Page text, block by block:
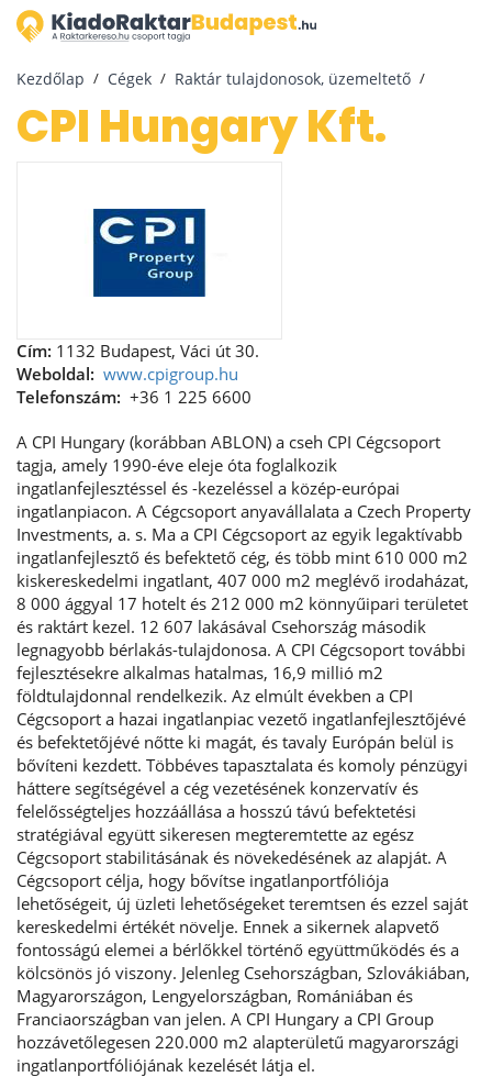
Kezdőlap Cégek Raktár tulajdonosok, üzemeltető
CPI Hungary Kft.
Cím: 1132 Budapest, Váci út 30.
Weboldal: www.cpigroup.hu
Telefonszám: +36 1 225 6600
A CPI Hungary (korábban ABLON) a cseh CPI Cégcsoport
tagja, amely 1990-éve eleje óta foglalkozik
ingatlanfejlesztéssel és -kezeléssel a közép-európai
ingatlanpiacon. A Cégcsoport anyavállalata a Czech Property
Investments, a. s. Ma a CPI Cégcsoport az egyik legaktívabb
ingatlanfejlesztő és befektető cég, és több mint 610 000 m2
kiskereskedelmi ingatlant, 407 000 m2 meglévő irodaházat,
8 000 ággyal 17 hotelt és 212 000 m2 könnyűipari területet
és raktárt kezel. 12 607 lakásával Csehország második
legnagyobb bérlakás-tulajdonosa. A CPI Cégcsoport további
fejlesztésekre alkalmas hatalmas, 16,9 millió m2
földtulajdonnal rendelkezik. Az elmúlt években a CPI
Cégcsoport a hazai ingatlanpiac vezető ingatlanfejlesztőjévé
és befektetőjévé nőtte ki magát, és tavaly Európán belül is
bővíteni kezdett. Többéves tapasztalata és komoly pénzügyi
háttere segítségével a cég vezetésének konzervatív és
felelősségteljes hozzáállása a hosszú távú befektetési
stratégiával együtt sikeresen megteremtette az egész
Cégcsoport stabilitásának és növekedésének az alapját. A
Cégcsoport célja, hogy bővítse ingatlanportfóliója
lehetőségeit, új üzleti lehetőségeket teremtsen és ezzel saját
kereskedelmi értékét növelje. Ennek a sikernek alapvető
fontosságú elemei a bérlőkkel történő együttműködés és a
kölcsönös jó viszony. Jelenleg Csehországban, Szlovákiában,
Magyarországon, Lengyelországban, Romániában és
Franciaországban van jelen. A CPI Hungary a CPI Group
hozzávetőlegesen 220.000 m2 alapterületű magyarországi
ingatlanportfóliójának kezelését látja el.